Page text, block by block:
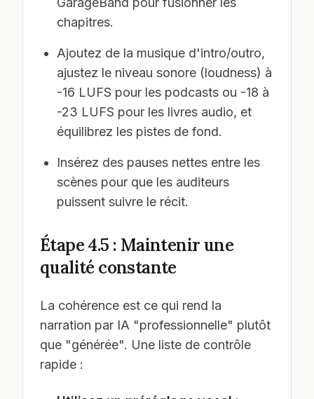
chapitres.
Ajoutez de la musique d'intro/outro,
ajustez le niveau sonore (loudness) à
-16 LUFS pour les podcasts ou -18 à
-23 LUFS pour les livres audio, et
équilibrez les pistes de fond.
Insérez des pauses nettes entre les
scènes pour que les auditeurs
puissent suivre le récit.
Étape 4.5 : Maintenir une
qualité constante
La cohérence est ce qui rend la
narration par IA "professionnelle" plutôt
que "générée". Une liste de contrôle
rapide :